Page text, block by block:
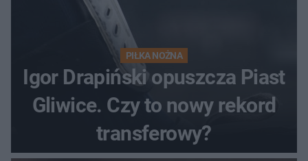
PIŁKA NOŻNA
Igor Drapiński opuszcza Piast
Gliwice. Czy to nowy rekord
transferowy?